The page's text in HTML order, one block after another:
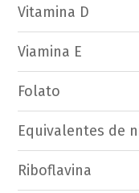
Vitamina D
Viamina E
Folato
Equivalentes de
Riboflavina